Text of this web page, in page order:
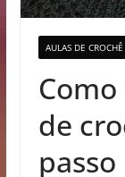
AULAS DE
de
passo